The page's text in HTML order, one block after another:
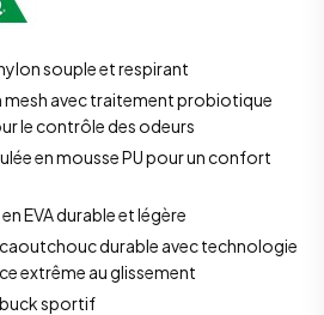
souple et respirant
mesh avec traitement probiotique
le contrôle des odeurs
en mousse PU pour un confort
EVA durable et légère
durable avec technologie
extrême au glissement
sportif